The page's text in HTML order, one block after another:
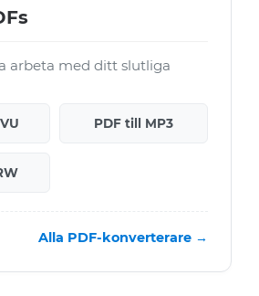
arbeta med ditt slutliga
PDF till MP3
Alla PDF-konverterare →